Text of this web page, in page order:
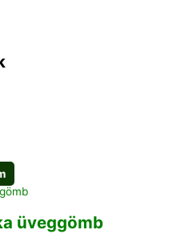
üveggömb